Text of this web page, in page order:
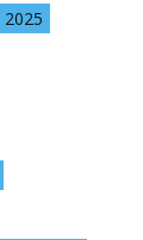
2025